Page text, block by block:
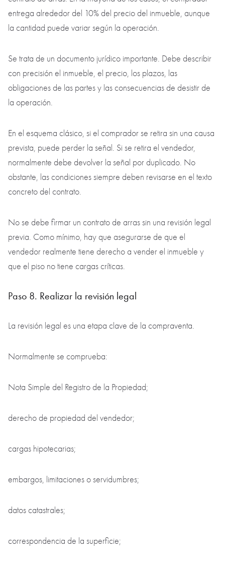
entrega alrededor del 10% del precio del inmueble, aunque
la cantidad puede variar según la operación.
Se trata de un documento jurídico importante. Debe describir
con precisión el inmueble, el precio, los plazos, las
obligaciones de las partes y las consecuencias de desistir de
la operación.
En el esquema clásico, si el comprador se retira sin una causa
prevista, puede perder la señal. Si se retira el vendedor,
normalmente debe devolver la señal por duplicado. No
obstante, las condiciones siempre deben revisarse en el texto
concreto del contrato.
No se debe firmar un contrato de arras sin una revisión legal
previa. Como mínimo, hay que asegurarse de que el
vendedor realmente tiene derecho a vender el inmueble y
que el piso no tiene cargas críticas.
Paso 8. Realizar la revisión legal
La revisión legal es una etapa clave de la compraventa.
Normalmente se comprueba:
Nota Simple del Registro de la Propiedad;
derecho de propiedad del vendedor;
cargas hipotecarias;
embargos, limitaciones o servidumbres;
datos catastrales;
correspondencia de la superficie;